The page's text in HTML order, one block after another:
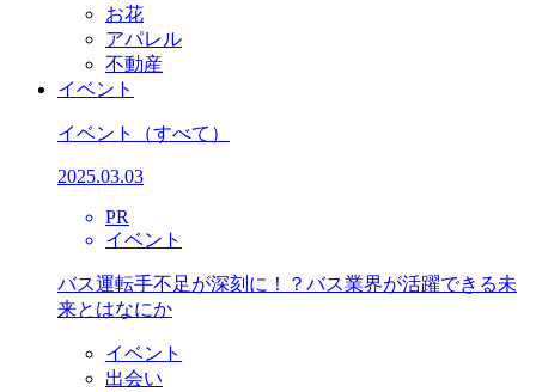
お花
アパレル
不動産
イベント
イベント （すべて）
2025.03.03
PR
イベント
バス運転手不足が深刻に！？バス業界が活躍できる未
来とはなにか
イベント
出会い